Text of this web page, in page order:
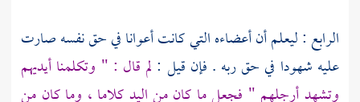
الرابع : ليعلم أن أعضاءه التي كانت أعوانا في حق نفسه صارت
عليه شهودا في حق ربه . فإن قيل : لم قال : " وتكلمنا أيديهم
وتشهد أرجلهم " فجعل ما كان من اليد كلاما ، وما كان من